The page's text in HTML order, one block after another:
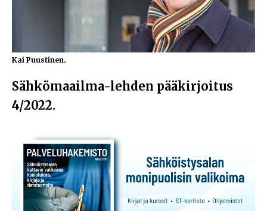
Kai Puustinen.
Sähkömaailma-lehden pääkirjoitus
4/2022.